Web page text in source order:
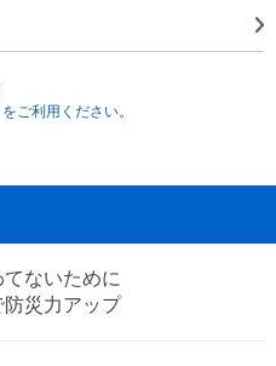
ご利用ください。
ないために
災力アップ